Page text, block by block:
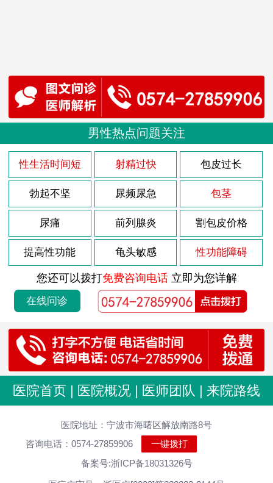
男性热点问题关注
性生活时间短 射精过快 包皮过长
勃起不坚 尿频尿急 包茎
尿痛 前列腺炎 割包皮价格
提高性功能 龟头敏感 性功能障碍
您还可以拨打免费咨询电话立即为您详解
在线问诊
医院首页 | 医院概况 | 医师团队 | 来院路线
医院地址：宁波市海曙区解放南路8号
咨询电话：0574-27859906
一键拨打
备案号:浙ICP备18031326号